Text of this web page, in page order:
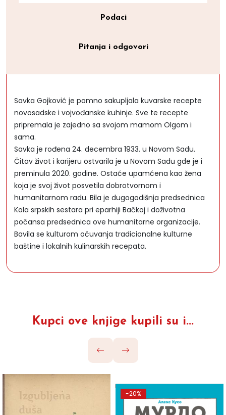
Podaci
Pitanja i odgovori
Savka Gojković je pomno sakupljala kuvarske recepte
novosadske i vojvođanske kuhinje. Sve te recepte
pripremala je zajedno sa svojom mamom Olgom i
sama.
Savka je rođena 24. decembra 1933. u Novom Sadu.
Čitav život i karijeru ostvarila je u Novom Sadu gde je i
preminula 2020. godine. Ostaće upamćena kao žena
koja je svoj život posvetila dobrotvornom i
humanitarnom radu. Bila je dugogodišnja predsednica
Kola srpskih sestara pri eparhiji Bačkoj i doživotna
počansa predsednica ove humanitarne organizacije.
Bavila se kulturom očuvanja tradicionalne kulturne
baštine i lokalnih kulinarskih recepata.
Kupci ove knjige kupili su i...
-20%